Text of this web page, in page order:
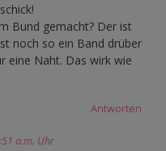
Bund gemacht? Der ist
noch so ein Band drüber
eine Naht. Das wirk wie
Antworten
a.m. Uhr